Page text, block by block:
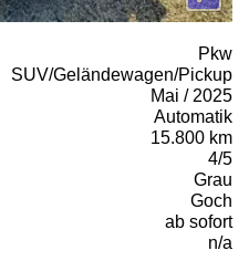
Pkw
SUV/Geländewagen/Pickup
Mai / 2025
Automatik
15.800 km
4/5
Grau
Goch
ab sofort
n/a